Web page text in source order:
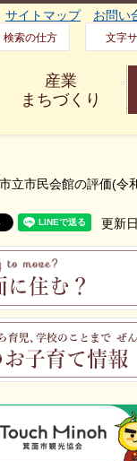
サイトマップ お問い
検索の仕方 文字
産業
まちづくり
立市民会館の評価(令
更新